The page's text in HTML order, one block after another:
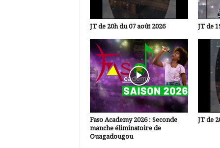
JT de 20h du 07 août 2026 JT de
Faso Academy 2026 : Seconde
manche éliminatoire de
Ouagadougou
JT de